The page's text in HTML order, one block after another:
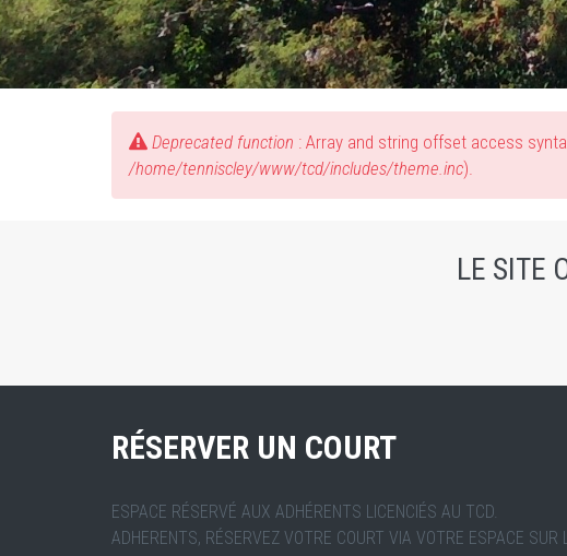
Message d'erreur
Deprecated function : Array and string offset access
/home/tenniscley/www/tcd/includes/theme.inc).
LE SITE
RÉSERVER UN COURT
ESPACE RÉSERVÉ AUX ADHÉRENTS LICENCIÉS AU TCD.
ADHERENTS, RÉSERVEZ VOTRE COURT VIA VOTRE ESPACE SUR